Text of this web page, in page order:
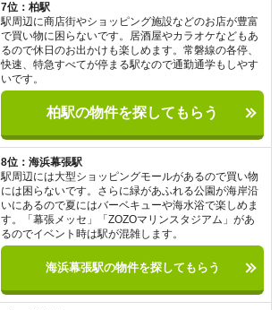
7位：柏駅
駅周辺に商店街やショッピング施設などのお店が豊富
で買い物に困らないです。居酒屋やカラオケなどもあ
るので休日のお出かけも楽しめます。常磐線の各停、
快速、特急すべてが停まる駅なので通勤通学もしやす
いです。
柏駅の物件を探してもらう
8位：海浜幕張駅
駅周辺には大型ショッピングモールがあるので買い物
には困らないです。さらに緑があふれる公園が海岸沿
いにあるので夏にはバーベキューや海水浴で楽しめま
す。「幕張メッセ」「ZOZOマリンスタジアム」があ
るのでイベント時は駅が混雑します。
海浜幕張駅の物件を探してもらう